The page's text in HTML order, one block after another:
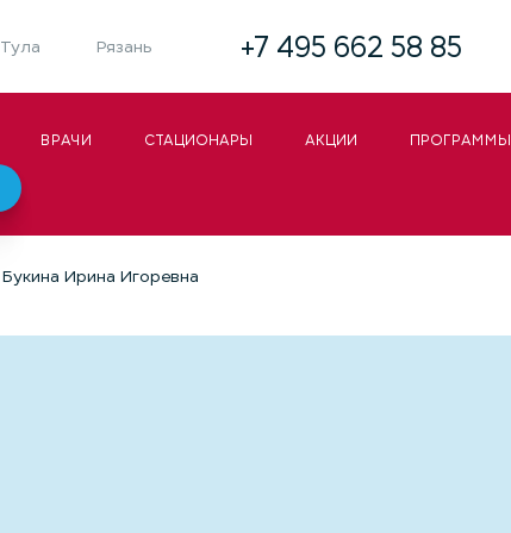
Тула Рязань +7 495 662 58 85
ВРАЧИ СТАЦИОНАРЫ АКЦИИ ПРОГРАММЫ
Букина Ирина Игоревна